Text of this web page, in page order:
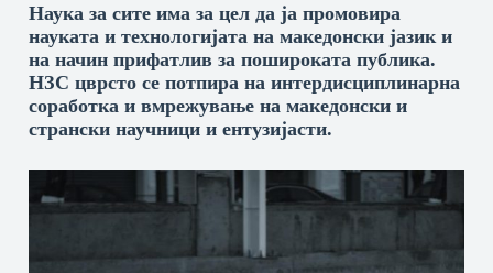
Наука за сите има за цел да ја промовира
науката и технологијата на македонски јазик и
на начин прифатлив за пошироката публика.
НЗС цврсто се потпира на интердисциплинарна
соработка и вмрежување на македонски и
странски научници и ентузијасти.